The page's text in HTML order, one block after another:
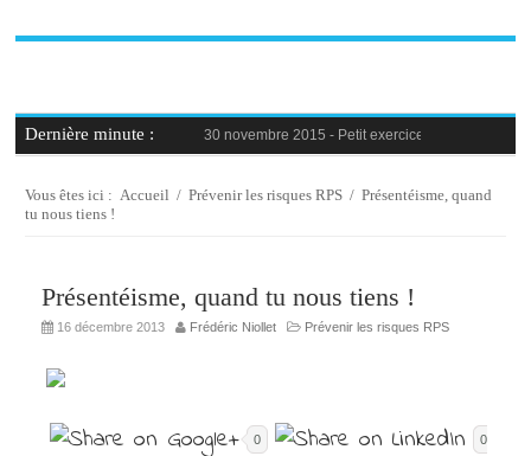
Dernière minute : 30 novembre 2015 - Petit exercice de la semaine
30 novembre 2015 -Blague au bureau #9
23 novembre 2015 -Le syndrome de l’imposteur,
Vous êtes ici :Accueil /Prévenir les risques RPS /Présentéisme, quand
tu nous tiens !
Présentéisme, quand tu nous tiens !
16 décembre 2013 Frédéric Niollet Prévenir les risques RPS
0 0